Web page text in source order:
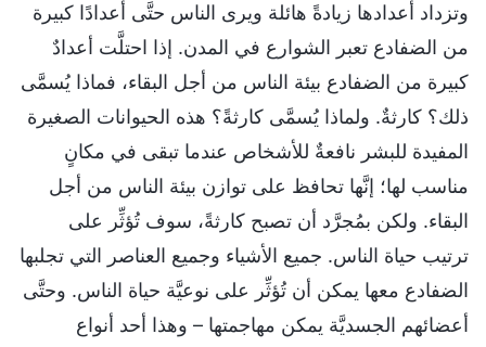
وتزداد أعدادها زيادةً هائلة ويرى الناس حتَّى أعدادًا كبيرة
من الضفادع تعبر الشوارع في المدن. إذا احتلَّت أعدادٌ
كبيرة من الضفادع بيئة الناس من أجل البقاء، فماذا يُسمَّى
ذلك؟ كارثةٌ. ولماذا يُسمَّى كارثةً؟ هذه الحيوانات الصغيرة
المفيدة للبشر نافعةٌ للأشخاص عندما تبقى في مكانٍ
مناسب لها؛ إنَّها تحافظ على توازن بيئة الناس من أجل
البقاء. ولكن بمُجرَّد أن تصبح كارثةً، سوف تُؤثِّر على
ترتيب حياة الناس. جميع الأشياء وجميع العناصر التي تجلبها
الضفادع معها يمكن أن تُؤثِّر على نوعيَّة حياة الناس. وحتَّى
أعضائهم الجسديَّة يمكن مهاجمتها – وهذا أحد أنواع